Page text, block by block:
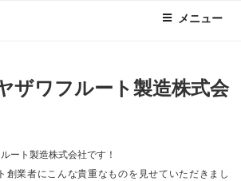
メニュー
ザワフルート製造株式会
ート製造株式会社です！
創業者にこんな貴重なものを見せていただきまし